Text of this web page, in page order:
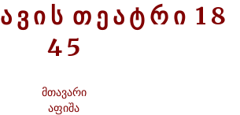
ᲐᲕᲘᲡ ᲗᲔᲐᲢᲠᲘ 1 8
45
მთავარი
აფიშა